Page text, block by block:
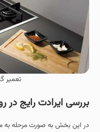
تعمیر
بررسی ایرادت رایج در
در این بخش به‌ صورت مرحله‌ به‌